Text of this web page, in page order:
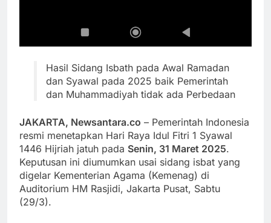
Hasil Sidang Isbath pada Awal Ramadan
dan Syawal pada 2025 baik Pemerintah
dan Muhammadiyah tidak ada Perbedaan
JAKARTA, Newsantara.co – Pemerintah Indonesia
resmi menetapkan Hari Raya Idul Fitri 1 Syawal
1446 Hijriah jatuh pada Senin, 31 Maret 2025.
Keputusan ini diumumkan usai sidang isbat yang
digelar Kementerian Agama (Kemenag) di
Auditorium HM Rasjidi, Jakarta Pusat, Sabtu
(29/3).